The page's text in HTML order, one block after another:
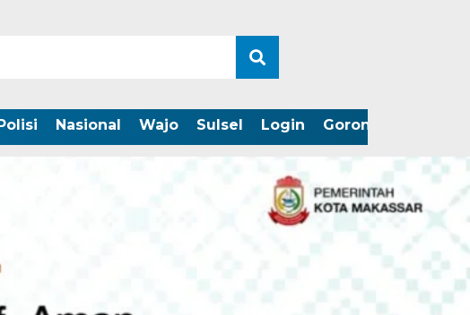
Nasional Wajo Sulsel Login Gorontalo